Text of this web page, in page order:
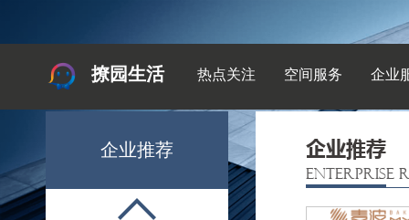
撩园生活 热点关注 空间服务 企业
企业推荐 企业推荐
ENTERPRISE